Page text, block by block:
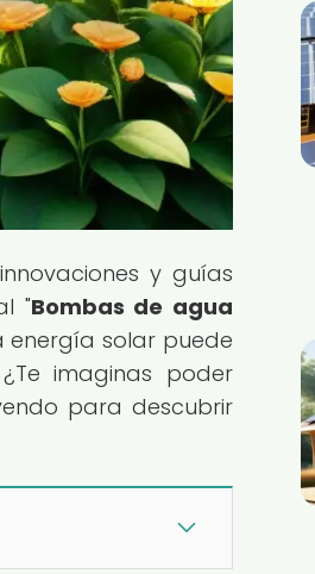
y guías
"Bombas de agua
energía solar puede
imaginas poder
para descubrir